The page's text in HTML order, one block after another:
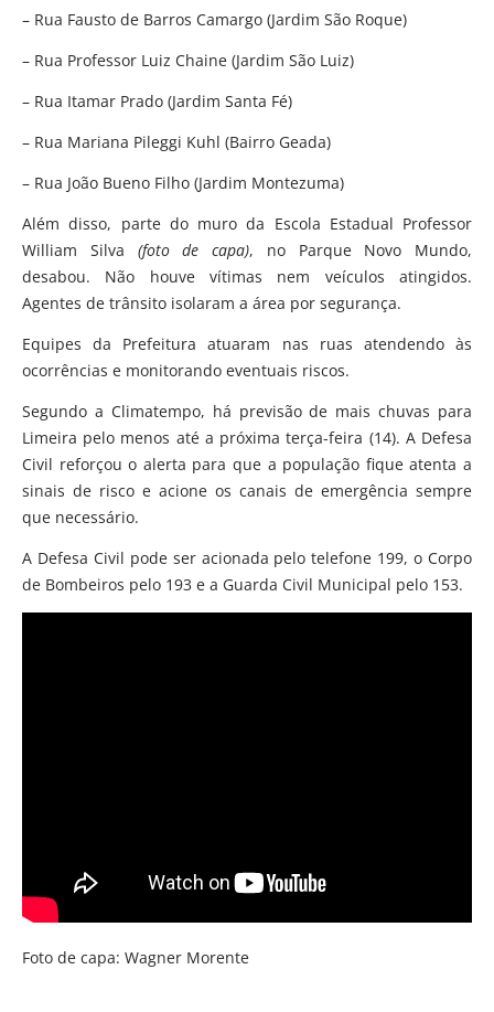
– Rua Fausto de Barros Camargo (Jardim São Roque)
– Rua Professor Luiz Chaine (Jardim São Luiz)
– Rua Itamar Prado (Jardim Santa Fé)
– Rua Mariana Pileggi Kuhl (Bairro Geada)
– Rua João Bueno Filho (Jardim Montezuma)
Além disso, parte do muro da Escola Estadual Professor
William Silva (foto de capa), no Parque Novo Mundo,
desabou. Não houve vítimas nem veículos atingidos.
Agentes de trânsito isolaram a área por segurança.
Equipes da Prefeitura atuaram nas ruas atendendo às
ocorrências e monitorando eventuais riscos.
Segundo a Climatempo, há previsão de mais chuvas para
Limeira pelo menos até a próxima terça-feira (14). A Defesa
Civil reforçou o alerta para que a população fique atenta a
sinais de risco e acione os canais de emergência sempre
que necessário.
A Defesa Civil pode ser acionada pelo telefone 199, o Corpo
de Bombeiros pelo 193 e a Guarda Civil Municipal pelo 153.
Foto de capa: Wagner Morente